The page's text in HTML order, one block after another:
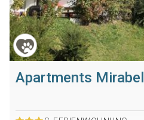
Apartments Mirabel